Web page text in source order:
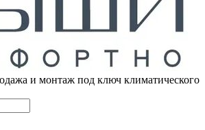
и монтаж под ключ климатического